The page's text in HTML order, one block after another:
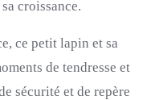
croissance.
ce petit lapin et sa
de tendresse et
sécurité et de repère